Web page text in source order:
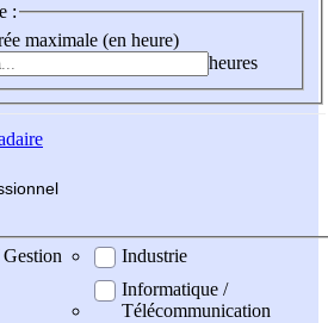
:
maximale (en heure)
heures
Industrie
Informatique /
Télécommunication